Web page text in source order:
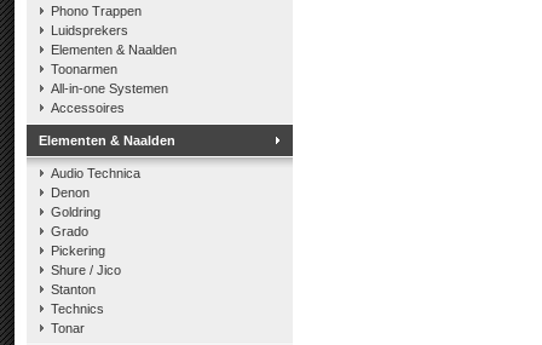
Phono Trappen
Luidsprekers
Elementen & Naalden
Toonarmen
All-in-one Systemen
Accessoires
Elementen & Naalden
Audio Technica
Denon
Goldring
Grado
Pickering
Shure / Jico
Stanton
Technics
Tonar